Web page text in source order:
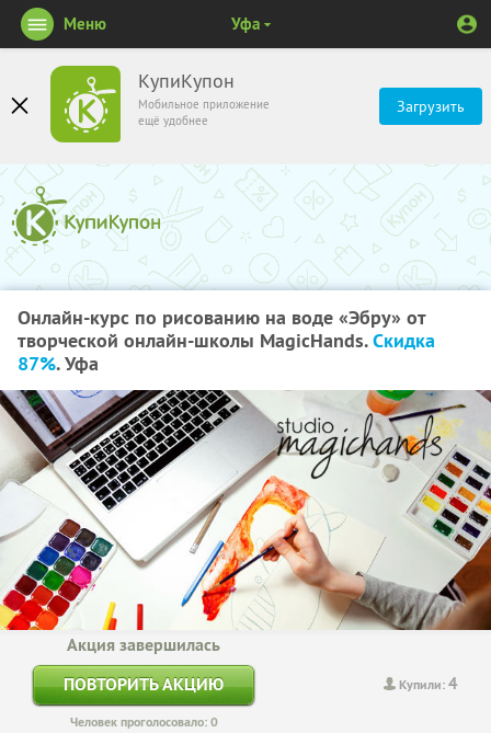
КупиКупон
Мобильное приложение
ещё удобнее
Загрузить
Меню Уфа
Онлайн-курс по рисованию на воде «Эбру» от
творческой онлайн-школы MagicHands.Скидка
87%. Уфа
Купили:4
Акция завершилась
ПОВТОРИТЬ АКЦИЮ
Человек проголосовало: 0